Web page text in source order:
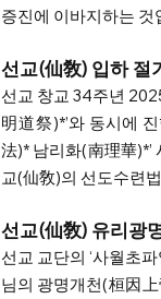
증진에 이바지하는 것
선교(仙敎) 입하 절
선교 창교 34주년
明道祭)*’와 동시에
法)* 남리화(南理華)*’
교(仙敎)의 선도수련
선교(仙敎) 유리광
선교 교단의 ‘사월초
님의 광명개천(桓因